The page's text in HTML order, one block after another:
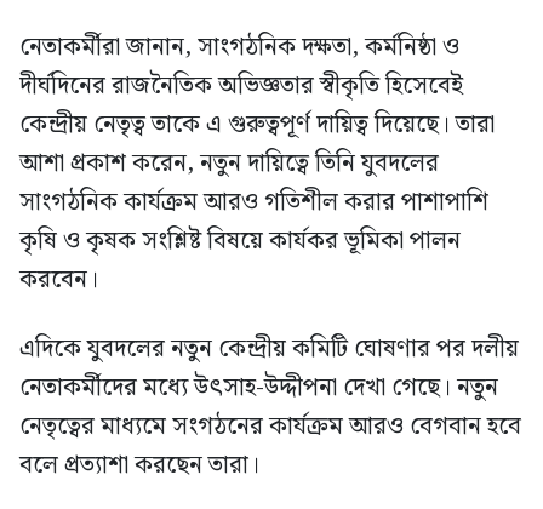
নেতাকর্মীরা জানান, সাংগঠনিক দক্ষতা, কর্মনিষ্ঠা ও
দীর্ঘদিনের রাজনৈতিক অভিজ্ঞতার স্বীকৃতি হিসেবেই
কেন্দ্রীয় নেতৃত্ব তাকে এ গুরুত্বপূর্ণ দায়িত্ব দিয়েছে। তারা
আশা প্রকাশ করেন, নতুন দায়িত্বে তিনি যুবদলের
সাংগঠনিক কার্যক্রম আরও গতিশীল করার পাশাপাশি
কৃষি ও কৃষক সংশ্লিষ্ট বিষয়ে কার্যকর ভূমিকা পালন
করবেন।
এদিকে যুবদলের নতুন কেন্দ্রীয় কমিটি ঘোষণার পর দলীয়
নেতাকর্মীদের মধ্যে উৎসাহ-উদ্দীপনা দেখা গেছে। নতুন
নেতৃত্বের মাধ্যমে সংগঠনের কার্যক্রম আরও বেগবান হবে
বলে প্রত্যাশা করছেন তারা।